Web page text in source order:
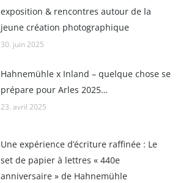
exposition & rencontres autour de la
jeune création photographique
30. juin 2025
Hahnemühle x Inland – quelque chose se
prépare pour Arles 2025…
23. avril 2025
Une expérience d’écriture raffinée : Le
set de papier à lettres « 440e
anniversaire » de Hahnemühle